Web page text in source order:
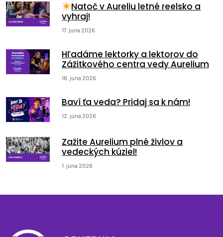
Natoč v Aureliu letné reelsko a
vyhraj!
17. júna 2026
Hľadáme lektorky a lektorov do
Zážitkového centra vedy Aurelium
16. júna 2026
Baví ťa veda? Pridaj sa k nám!
12. júna 2026
Zažite Aurelium plné živlov a
vedeckých kúziel!
1. júna 2026